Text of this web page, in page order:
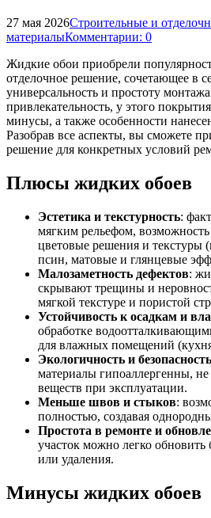
27 мая 2026Строительные и
материалыКомментарии: 0
Жидкие обои приобрели
отделочное решение, сочетающее в
универсальность и простоту
привлекательность, у этого
минусы, а также особенности
Разобрав все аспекты, вы сможете
решение для конкретных условий
Плюсы жидких обоев
Эстетика и текстурность:
мягким рельефом,
цветовые решения и текстуры
псин, матовые и глянцевые
Малозаметность дефектов:
скрывают трещины и
мягкой текстуре и пористой
Устойчивость к осадкам и
обработке
для влажных помещений
Экологичность и безопасность
материалы гипоаллергенны,
веществ при эксплуатации.
Меньше швов и стыков:
полностью, создавая
Простота в ремонте и
участок можно легко обновить
или удаления.
Минусы жидких обоев